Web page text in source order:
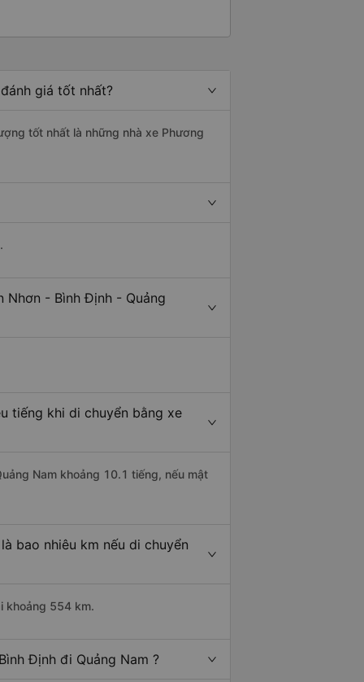
giá tốt nhất?
tốt nhất là những nhà xe Phương
Nhơn - Bình Định - Quảng
tiếng khi di chuyển bằng xe
Nam khoảng 10.1 tiếng, nếu mật
bao nhiêu km nếu di chuyển
khoảng 554 km.
Định đi Quảng Nam ?